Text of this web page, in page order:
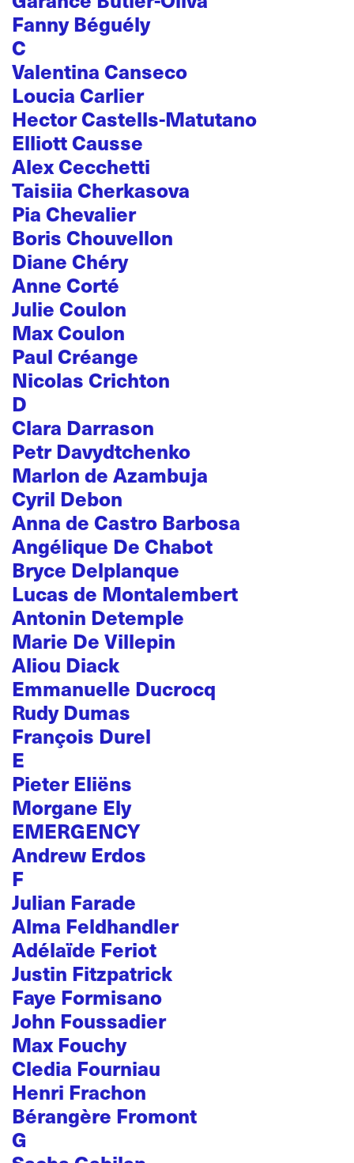
Fanny Béguély
C
Valentina Canseco
Loucia Carlier
Hector Castells-Matutano
Elliott Causse
Alex Cecchetti
Taisiia Cherkasova
Pia Chevalier
Boris Chouvellon
Diane Chéry
Anne Corté
Julie Coulon
Max Coulon
Paul Créange
Nicolas Crichton
D
Clara Darrason
Petr Davydtchenko
Marlon de Azambuja
Cyril Debon
Anna de Castro Barbosa
Angélique De Chabot
Bryce Delplanque
Lucas de Montalembert
Antonin Detemple
Marie De Villepin
Aliou Diack
Emmanuelle Ducrocq
Rudy Dumas
François Durel
E
Pieter Eliëns
Morgane Ely
EMERGENCY
Andrew Erdos
F
Julian Farade
Alma Feldhandler
Adélaïde Feriot
Justin Fitzpatrick
Faye Formisano
John Foussadier
Max Fouchy
Cledia Fourniau
Henri Frachon
Bérangère Fromont
G